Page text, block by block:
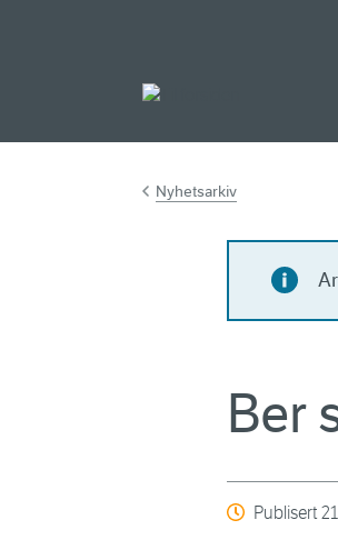
Nyhetsarkiv
Ber
Publisert